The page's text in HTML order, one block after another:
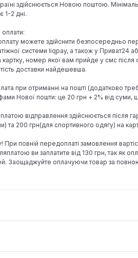
здійснюється Новою поштою.
1-2 дні.
оплати:
можете здійснити безпосередньо
системи liqpay, а також у Приват24
картку, номер якої вам прийде у смс
доставки найдешевша.
при отриманні на пошті (додатково
Нової пошти: це 20 грн + 2% від суми,
відправлення здійснюється після
та 200 грн(для спортивного одягу) на
При повній передоплаті замовлення
ви заплатите від 130 грн, так як
Заощаджуйте оплачуючи товар за